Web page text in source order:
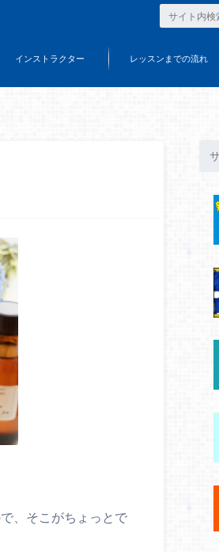
インストラクター レッスンまでの流れ
、そこがちょっとで